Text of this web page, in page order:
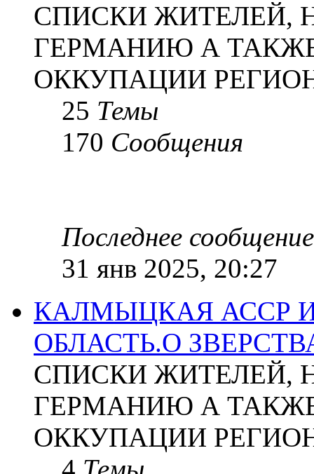
СПИСКИ ЖИТЕЛЕЙ,
ГЕРМАНИЮ А
ОККУПАЦИИ
25 Темы
170 Сообщения
Последнее сообщение
31 янв 2025, 20:27
КАЛМЫЦКАЯ АССР
ОБЛАСТЬ.О
СПИСКИ ЖИТЕЛЕЙ,
ГЕРМАНИЮ А
ОККУПАЦИИ